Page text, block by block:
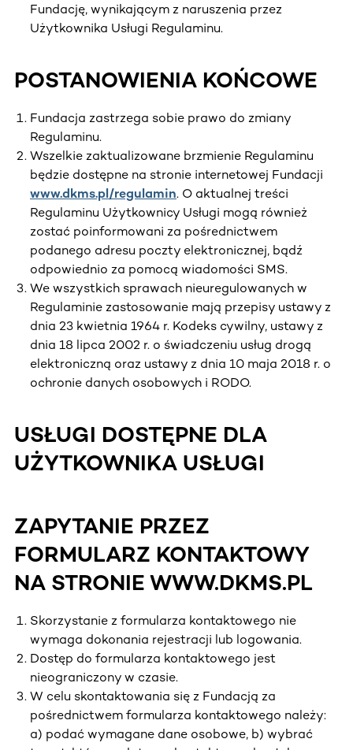
Fundację, wynikającym z naruszenia przez
Użytkownika Usługi Regulaminu.
POSTANOWIENIA KOŃCOWE
Fundacja zastrzega sobie prawo do zmiany
Regulaminu.
Wszelkie zaktualizowane brzmienie Regulaminu
będzie dostępne na stronie internetowej Fundacji
www.dkms.pl/regulamin. O aktualnej treści
Regulaminu Użytkownicy Usługi mogą również
zostać poinformowani za pośrednictwem
podanego adresu poczty elektronicznej, bądź
odpowiednio za pomocą wiadomości SMS.
We wszystkich sprawach nieuregulowanych w
Regulaminie zastosowanie mają przepisy ustawy z
dnia 23 kwietnia 1964 r. Kodeks cywilny, ustawy z
dnia 18 lipca 2002 r. o świadczeniu usług drogą
elektroniczną oraz ustawy z dnia 10 maja 2018 r. o
ochronie danych osobowych i RODO.
USŁUGI DOSTĘPNE DLA
UŻYTKOWNIKA USŁUGI
ZAPYTANIE PRZEZ
FORMULARZ KONTAKTOWY
NA STRONIE WWW.DKMS.PL
Skorzystanie z formularza kontaktowego nie
wymaga dokonania rejestracji lub logowania.
Dostęp do formularza kontaktowego jest
nieograniczony w czasie.
W celu skontaktowania się z Fundacją za
pośrednictwem formularza kontaktowego należy:
a) podać wymagane dane osobowe, b) wybrać